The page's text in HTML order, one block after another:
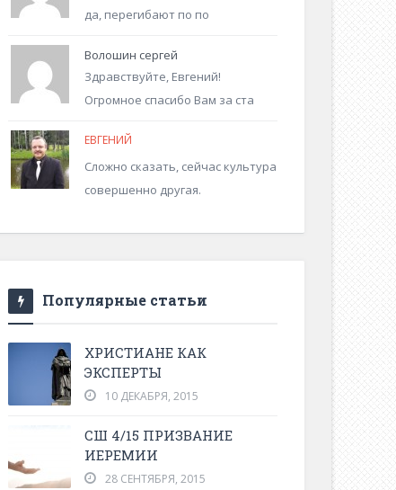
да, перегибают по по
Волошин сергей
Здравствуйте, Евгений!
Огромное спасибо Вам за ста
ЕВГЕНИЙ
Сложно сказать, сейчас культура
совершенно другая.
Популярные статьи
ХРИСТИАНЕ КАК
ЭКСПЕРТЫ
10 ДЕКАБРЯ, 2015
СШ 4/15 ПРИЗВАНИЕ
ИЕРЕМИИ
28 СЕНТЯБРЯ, 2015